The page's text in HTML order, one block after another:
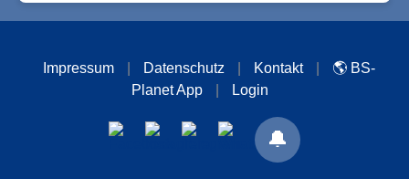
Impressum Datenschutz Kontakt
🌎 BS-
Planet App
Login
🔔